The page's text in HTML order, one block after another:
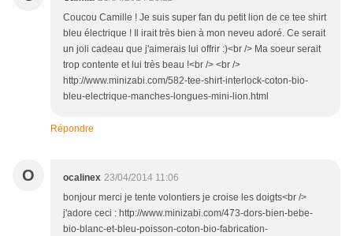
Coucou Camille ! Je suis super fan du petit lion de ce tee shirt
bleu électrique ! Il irait très bien à mon neveu adoré. Ce serait
un joli cadeau que j'aimerais lui offrir :)<br /> Ma soeur serait
trop contente et lui très beau !<br /> <br />
http://www.minizabi.com/582-tee-shirt-interlock-coton-bio-
bleu-electrique-manches-longues-mini-lion.html
Répondre
O ocalinex 23/04/2014 11:06
bonjour merci je tente volontiers je croise les doigts<br />
j'adore ceci : http://www.minizabi.com/473-dors-bien-bebe-
bio-blanc-et-bleu-poisson-coton-bio-fabrication-